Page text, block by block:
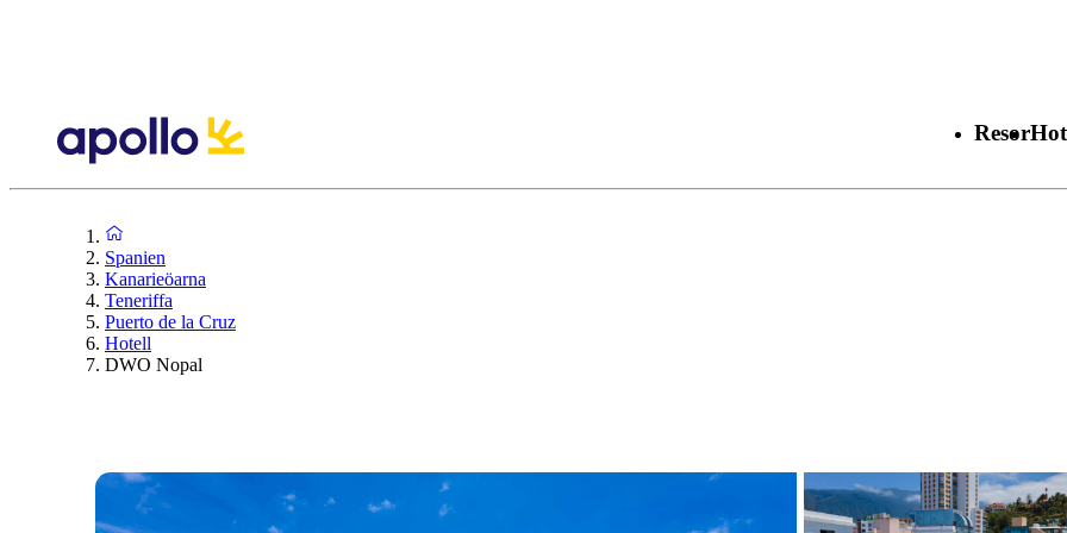
Resor
Spanien
Kanarieöarna
Teneriffa
Puerto de la Cruz
Hotell
DWO Nopal